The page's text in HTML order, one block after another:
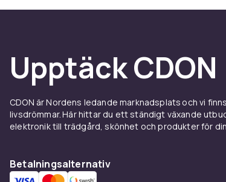
Upptäck CDON
CDON är Nordens ledande marknadsplats och vi
livsdrömmar. Här hittar du ett ständigt växande
elektronik till trädgård, skönhet och produkter för
Betalningsalternativ